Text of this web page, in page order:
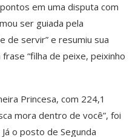
em uma disputa com
ser guiada pela
de servir” e resumiu sua
“filha de peixe, peixinho
Princesa, com 224,1
mora dentro de você”, foi
o posto de Segunda